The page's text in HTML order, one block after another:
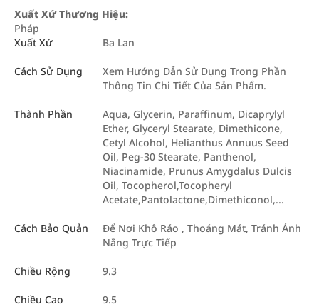
Xuất Xứ Thương Hiệu:
Pháp
Xuất Xứ
Ba Lan
Cách Sử Dụng
Xem Hướng Dẫn Sử Dụng Trong Phần
Thông Tin Chi Tiết Của Sản Phẩm.
Thành Phần
Aqua, Glycerin, Paraffinum, Dicaprylyl
Ether, Glyceryl Stearate, Dimethicone,
Cetyl Alcohol, Helianthus Annuus Seed
Oil, Peg-30 Stearate, Panthenol,
Niacinamide, Prunus Amygdalus Dulcis
Oil, Tocopherol,Tocopheryl
Acetate,Pantolactone,Dimethiconol,...
Cách Bảo Quản
Để Nơi Khô Ráo , Thoáng Mát, Tránh Ánh
Nắng Trực Tiếp
Chiều Rộng 9.3
Chiều Cao 9.5